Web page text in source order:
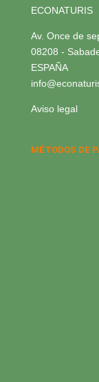
ECONATURIS
Av. Once de
08208 -
ESPAÑA
Aviso legal
MÉTODOS DE